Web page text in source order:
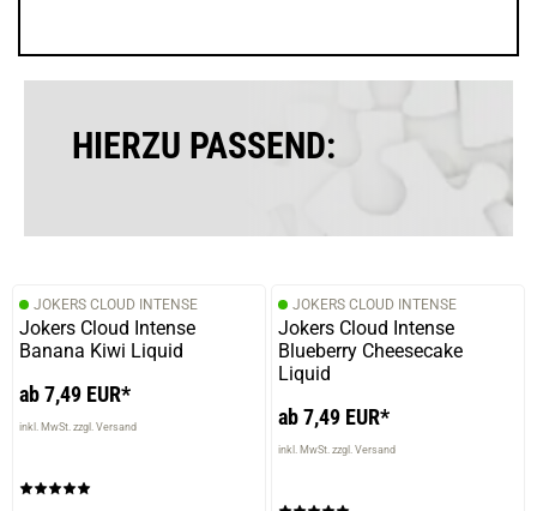
HIERZU PASSEND:
JOKERS CLOUD INTENSE
Jokers Cloud Intense
Banana Kiwi Liquid
ab 7,49 EUR*
inkl. MwSt. zzgl. Versand
JOKERS CLOUD INTENSE
Jokers Cloud Intense
Blueberry Cheesecake
Liquid
ab 7,49 EUR*
inkl. MwSt. zzgl. Versand